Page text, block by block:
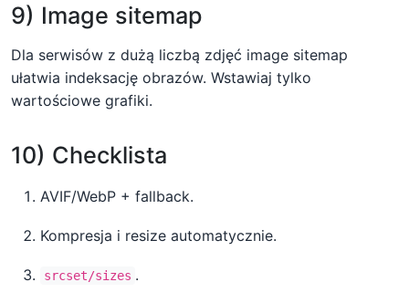
9) Image sitemap
Dla serwisów z dużą liczbą zdjęć image sitemap
ułatwia indeksację obrazów. Wstawiaj tylko
wartościowe grafiki.
10) Checklista
AVIF/WebP + fallback.
Kompresja i resize automatycznie.
srcset/sizes .